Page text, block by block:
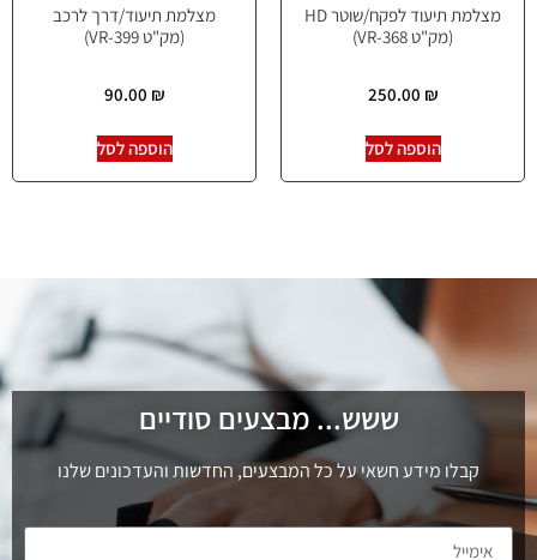
מצלמת תיעוד לפקח/שוטר HD
(מק"ט VR-368)
250.00 ₪
הוספה לסל
מצלמת תיעוד/דרך לרכב
(מק"ט VR-399)
90.00 ₪
הוספה לסל
ששש... מבצעים סודיים
קבלו מידע חשאי על כל המבצעים, החדשות והעדכונים שלנו